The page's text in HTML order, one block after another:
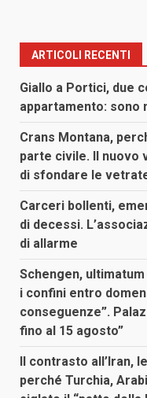
ARTICOLI RECENTI
Giallo a Portici, due
appartamento: sono
Crans Montana,
parte civile. Il nuovo
di sfondare le
Carceri bollenti,
di decessi.
di allarme
Schengen, ultimatum
i confini entro
conseguenze”.
fino al 15 agosto”
Il contrasto all’Iran,
perché Turchia,